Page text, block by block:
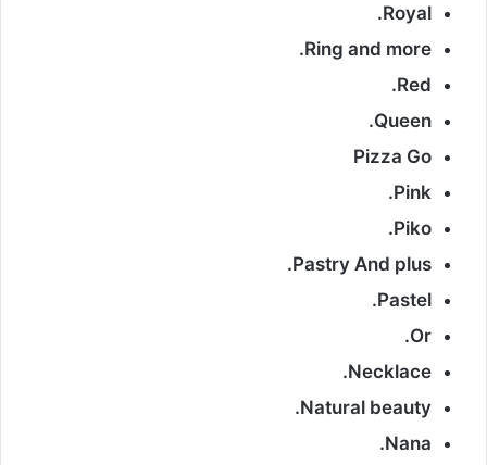
Royal.
Ring and more.
Red.
Queen.
Pizza Go
Pink.
Piko.
Pastry And plus.
Pastel.
Or.
Necklace.
Natural beauty.
Nana.